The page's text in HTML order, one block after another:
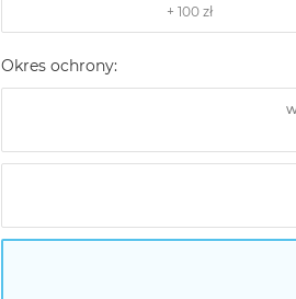
Okres ochrony: